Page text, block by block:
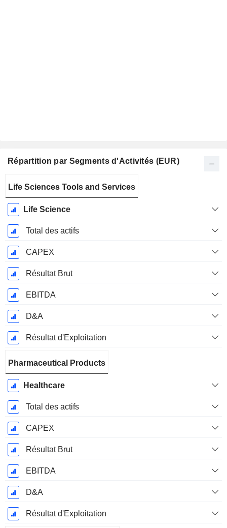
Répartition par Segments d'Activités (EUR)
Fiscale:
Décembre
Life Sciences Tools and Services
Life Science
Total des actifs
CAPEX
Résultat Brut
EBITDA
D&A
Résultat d'Exploitation
Pharmaceutical Products
Healthcare
Total des actifs
CAPEX
Résultat Brut
EBITDA
D&A
Résultat d'Exploitation